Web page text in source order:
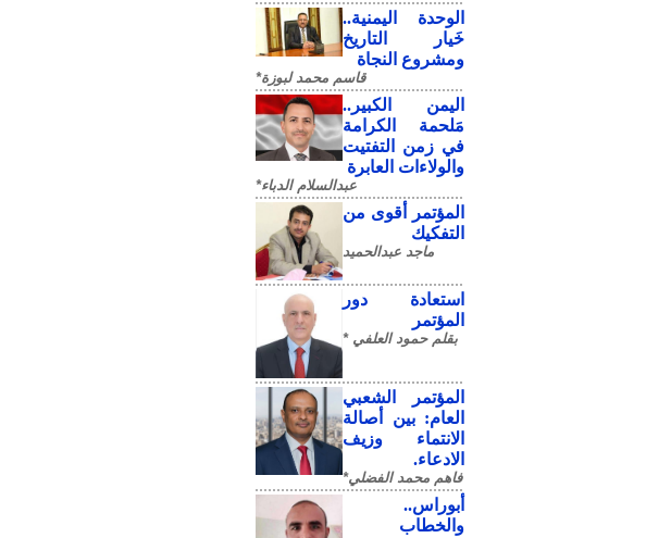
الوحدة اليمنية..
خَيار التاريخ
ومشروع النجاة
قاسم محمد لبوزة*
​اليمن الكبير..
مَلحمة الكرامة
في زمن التفتيت
والولاءات العابرة
عبدالسلام الدباء*
المؤتمر أقوى من
التفكيك
ماجد عبدالحميد
استعادة دور
المؤتمر
بقلم حمود العلفي *
المؤتمر الشعبي
العام: بين أصالة
الانتماء وزيف
الادعاء.
فاهم محمد الفضلي*
أبوراس..
والخطاب